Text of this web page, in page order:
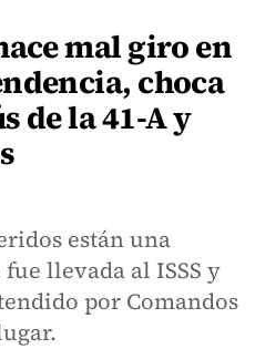
mal giro en
choca
de la 41-A y
están una
llevada al ISSS y
por Comandos